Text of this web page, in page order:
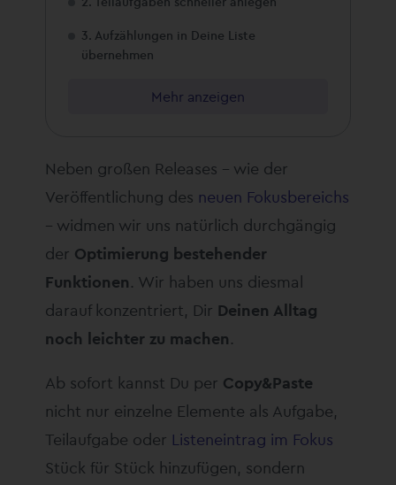
3. Aufzählungen in Deine Liste
übernehmen
Mehr anzeigen
Neben großen Releases – wie der
Veröffentlichung des neuen Fokusbereichs
– widmen wir uns natürlich durchgängig
der Optimierung bestehender
Funktionen. Wir haben uns diesmal
darauf konzentriert, Dir Deinen Alltag
noch leichter zu machen.
Ab sofort kannst Du per Copy&Paste
nicht nur einzelne Elemente als Aufgabe,
Teilaufgabe oder Listeneintrag im Fokus
Stück für Stück hinzufügen, sondern